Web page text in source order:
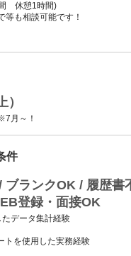
休憩1時間)
も相談可能です！
月～！
件
ブランクOK / 履歴書
登録・面接OK
データ集計経験
トを使用した実務経験